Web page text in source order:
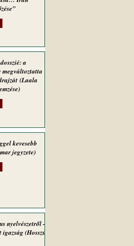
a
megváltoztatta
(Laala
kevesebb
jegyzete)
nyelvészetről –
(Hosszú